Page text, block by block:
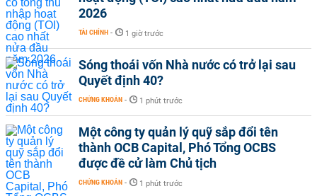
2026
TÀI CHÍNH - 1 giờ trước
Sóng thoái vốn Nhà nước có trở lại sau
Quyết định 40?
CHỨNG KHOÁN - 1 phút trước
Một công ty quản lý quỹ sắp đổi tên
thành OCB Capital, Phó Tổng OCBS
được đề cử làm Chủ tịch
CHỨNG KHOÁN - 1 phút trước